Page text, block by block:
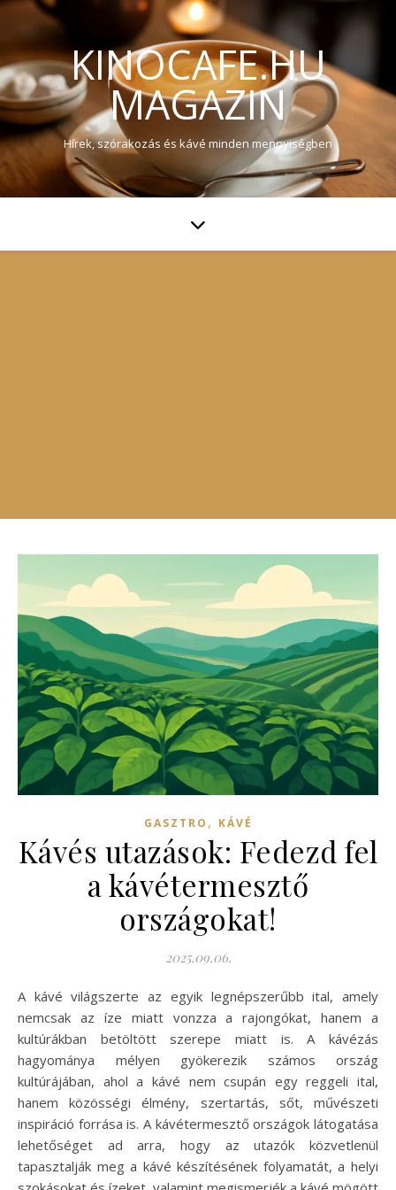
KINOCAFE.HU
MAGAZIN
Hírek, szórakozás és kávé minden mennyiségben
GASZTRO , KÁVÉ
Kávés utazások: Fedezd fel
a kávétermesztő
országokat!
2025.09.06.
A kávé világszerte az egyik legnépszerűbb ital, amely
nemcsak az íze miatt vonzza a rajongókat, hanem a
kultúrákban betöltött szerepe miatt is. A kávézás
hagyománya mélyen gyökerezik számos ország
kultúrájában, ahol a kávé nem csupán egy reggeli ital,
hanem közösségi élmény, szertartás, sőt, művészeti
inspiráció forrása is. A kávétermesztő országok látogatása
lehetőséget ad arra, hogy az utazók közvetlenül
tapasztalják meg a kávé készítésének folyamatát, a helyi